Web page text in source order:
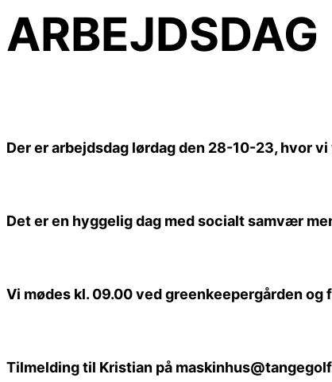
ARBEJDSDAG
Der er arbejdsdag lørdag den 28-10-23, hvor
Det er en hyggelig dag med socialt samvær
Vi mødes kl. 09.00 ved greenkeepergården og
Tilmelding til Kristian på